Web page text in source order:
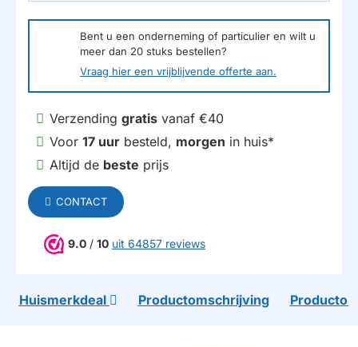
Bent u een onderneming of particulier en wilt u
meer dan 20 stuks bestellen?
Vraag hier een vrijblijvende offerte aan.
Verzending gratis vanaf €40
Voor 17 uur besteld, morgen in huis*
Altijd de beste prijs
CONTACT
9.0 / 10 uit 64857 reviews
Huismerkdeal Productomschrijving